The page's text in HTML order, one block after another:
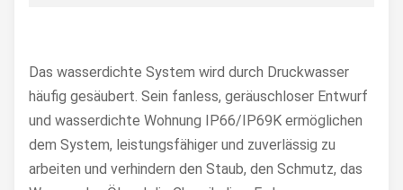
Das wasserdichte System wird durch Druckwasser
häufig gesäubert. Sein fanless, geräuschloser Entwurf
und wasserdichte Wohnung IP66/IP69K ermöglichen
dem System, leistungsfähiger und zuverlässig zu
arbeiten und verhindern den Staub, den Schmutz, das